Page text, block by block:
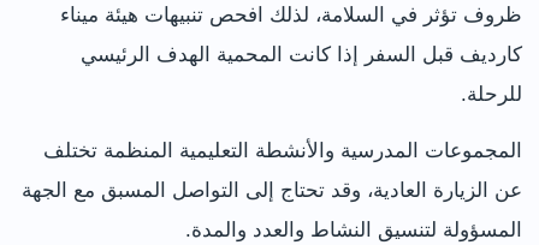
ظروف تؤثر في السلامة، لذلك افحص تنبيهات هيئة ميناء
كارديف قبل السفر إذا كانت المحمية الهدف الرئيسي
للرحلة.
المجموعات المدرسية والأنشطة التعليمية المنظمة تختلف
عن الزيارة العادية، وقد تحتاج إلى التواصل المسبق مع الجهة
المسؤولة لتنسيق النشاط والعدد والمدة.